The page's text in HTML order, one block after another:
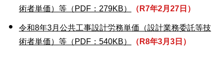
術者単価）等（PDF：279KB）
（R7年2月27日）
令和8年3月公共工事設計労務単価（設計業務委託等技
術者単価）等（PDF：540KB）
（R8年3月3日）